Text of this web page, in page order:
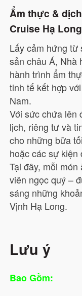
Ẩm thực &
Cruise Hạ Long
Lấy cảm hứng từ
sản châu Á, Nhà
hành trình ẩm
tinh tế kết hợp
Nam.
Với sức chứa lên
lịch, riêng tư và
cho những bữa
hoặc các sự kiện
Tại đây, mỗi
viên ngọc quý –
sáng những
Vịnh Hạ Long.
Lưu ý
Bao Gồm: